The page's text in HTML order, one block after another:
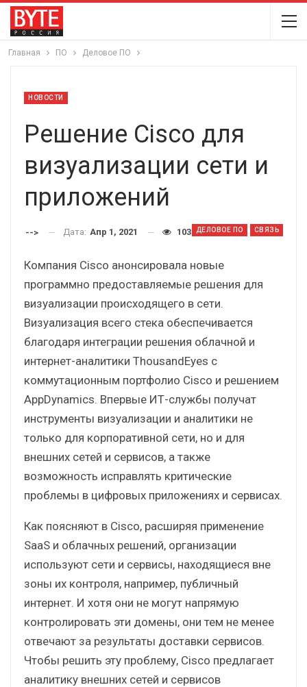
Главная ПО Деловое ПО
НОВОСТИ
Решение Cisco для
визуализации сети и
приложений
ДЕЛОВОЕ ПО СВЯЗЬ
--> Дата: Апр 1, 2021 103
Компания Cisco анонсировала новые
программно предоставляемые решения для
визуализации происходящего в сети.
Визуализация всего стека обеспечивается
благодаря интеграции решения облачной и
интернет-аналитики ThousandEyes с
коммутационным портфолио Cisco и решением
AppDynamics. Впервые ИТ-службы получат
инструменты визуализации и аналитики не
только для корпоративной сети, но и для
внешних сетей и сервисов, а также
возможность исправлять критические
проблемы в цифровых приложениях и сервисах.
Как поясняют в Cisco, расширяя применение
SaaS и облачных решений, организации
используют сети и сервисы, находящиеся вне
зоны их контроля, например, публичный
интернет. И хотя они не могут напрямую
контролировать эти домены, они тем не менее
отвечают за результаты доставки сервисов.
Чтобы решить эту проблему, Cisco предлагает
аналитику внешних сетей и сервисов